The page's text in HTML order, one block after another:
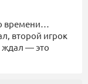
времени…
второй игрок
ждал — это